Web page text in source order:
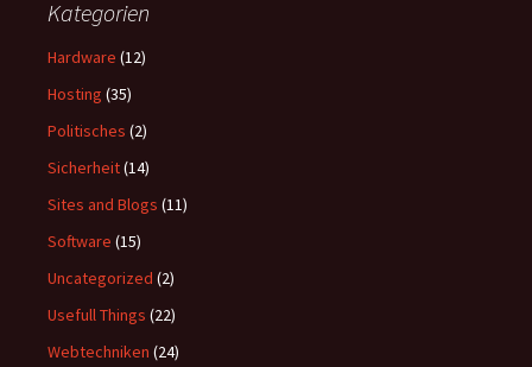
Kategorien
Hardware (12)
Hosting (35)
Politisches (2)
Sicherheit(14)
Sites and Blogs (11)
Software (15)
Uncategorized (2)
Usefull Things (22)
Webtechniken (24)